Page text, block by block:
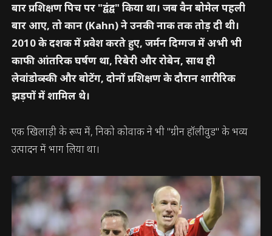
बार प्रशिक्षण पिच पर "द्वंद्व" किया था। जब वैन बोमेल पहली
बार आए, तो कान (Kahn) ने उनकी नाक तक तोड़ दी थी।
2010 के दशक में प्रवेश करते हुए, जर्मन दिग्गज में अभी भी
काफी आंतरिक घर्षण था, रिबेरी और रोबेन, साथ ही
लेवांडोव्स्की और बोटेंग, दोनों प्रशिक्षण के दौरान शारीरिक
झड़पों में शामिल थे।
एक खिलाड़ी के रूप में, निको कोवाक ने भी "ग्रीन हॉलीवुड" के भव्य
उत्पादन में भाग लिया था।